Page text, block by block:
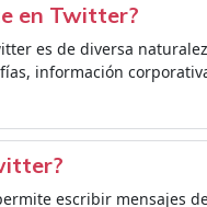
en Twitter?
es de diversa
información
escribir mensajes